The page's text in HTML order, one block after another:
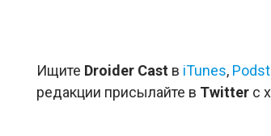
Ищите Droider Cast в iTunes,
редакции присылайте в Twitter с